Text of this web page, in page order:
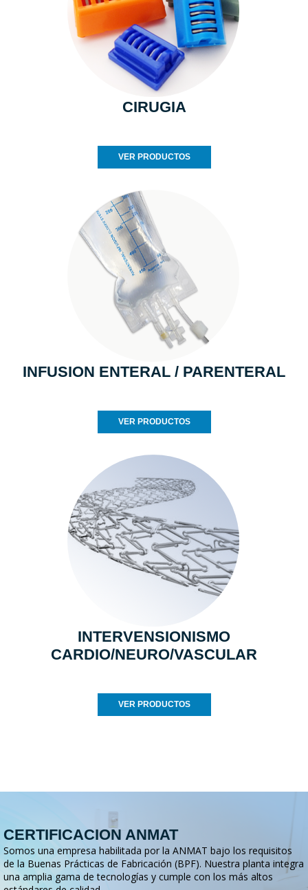
CIRUGIA
VER PRODUCTOS
INFUSION ENTERAL / PARENTERAL
VER PRODUCTOS
INTERVENSIONISMO
CARDIO/NEURO/VASCULAR
VER PRODUCTOS
CERTIFICACION ANMAT
Somos una empresa habilitada por la ANMAT bajo los requisitos
de la Buenas Prácticas de Fabricación (BPF). Nuestra planta integra
una amplia gama de tecnologías y cumple con los más altos